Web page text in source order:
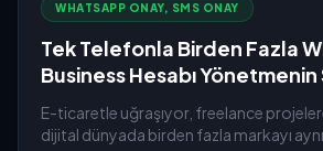
WHATSAPP ONAY, SMS ONAY
Tek Telefonla Birden Fazla
Business Hesabı Yönetmenin
E-ticaretle uğraşıyor, freelance
dijital dünyada birden fazla markayı